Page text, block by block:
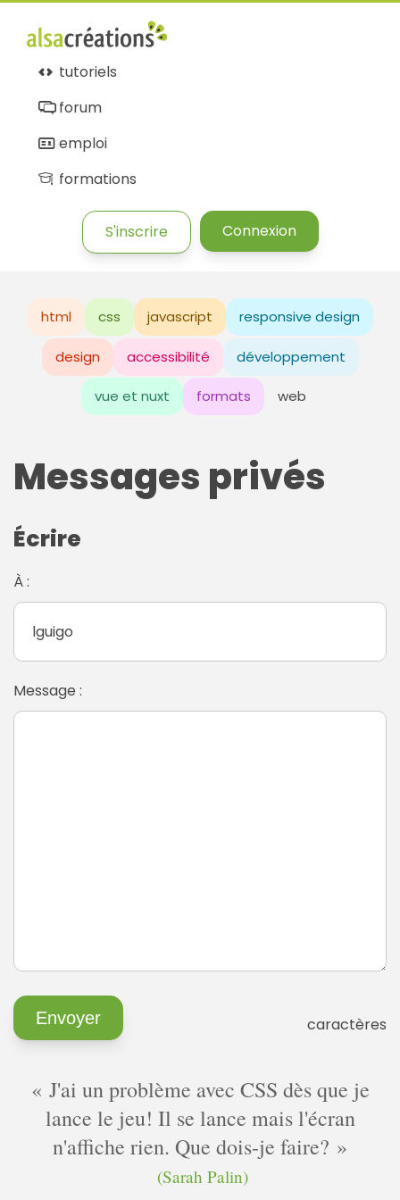
tutoriels
forum
emploi
formations
S'inscrire Connexion
html css javascript responsive design
design accessibilité développement
vue et nuxt formats web
Messages privés
Écrire
À :
Message :
caractères
J'ai un problème avec CSS dès que je
lance le jeu! Il se lance mais l'écran
n'affiche rien. Que dois-je faire?
(Sarah Palin)